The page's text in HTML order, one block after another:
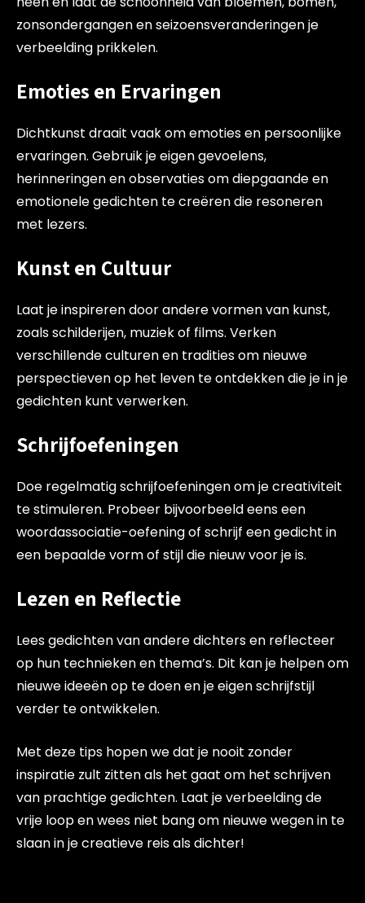
zonsondergangen en seizoensveranderingen je
verbeelding prikkelen.
Emoties en Ervaringen
Dichtkunst draait vaak om emoties en persoonlijke
ervaringen. Gebruik je eigen gevoelens,
herinneringen en observaties om diepgaande en
emotionele gedichten te creëren die resoneren
met lezers.
Kunst en Cultuur
Laat je inspireren door andere vormen van kunst,
zoals schilderijen, muziek of films. Verken
verschillende culturen en tradities om nieuwe
perspectieven op het leven te ontdekken die je in je
gedichten kunt verwerken.
Schrijfoefeningen
Doe regelmatig schrijfoefeningen om je creativiteit
te stimuleren. Probeer bijvoorbeeld eens een
woordassociatie-oefening of schrijf een gedicht in
een bepaalde vorm of stijl die nieuw voor je is.
Lezen en Reflectie
Lees gedichten van andere dichters en reflecteer
op hun technieken en thema’s. Dit kan je helpen om
nieuwe ideeën op te doen en je eigen schrijfstijl
verder te ontwikkelen.
Met deze tips hopen we dat je nooit zonder
inspiratie zult zitten als het gaat om het schrijven
van prachtige gedichten. Laat je verbeelding de
vrije loop en wees niet bang om nieuwe wegen in te
slaan in je creatieve reis als dichter!